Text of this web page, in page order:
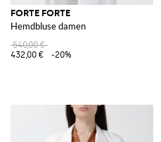
FORTE FORTE
Hemdbluse damen
540,00 €
432,00 €
-20%